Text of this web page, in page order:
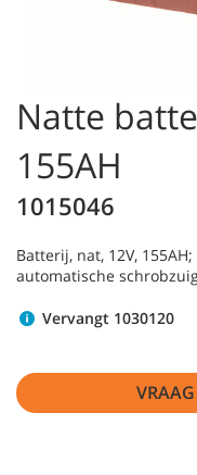
Natte
155AH
1015046
Batterij, nat, 12V,
automatische
Vervangt 1030120